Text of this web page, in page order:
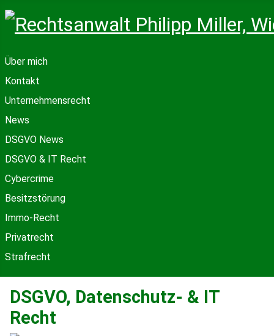
Über mich
Kontakt
Unternehmensrecht
News
DSGVO News
DSGVO & IT Recht
Cybercrime
Besitzstörung
Immo-Recht
Privatrecht
Strafrecht
DSGVO, Datenschutz- & IT
Recht